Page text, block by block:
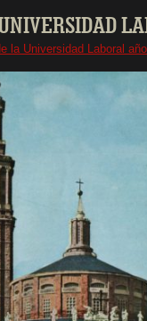
la Universidad Laboral